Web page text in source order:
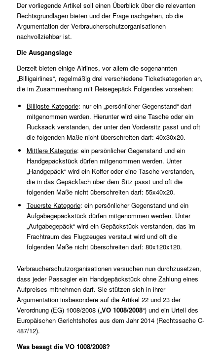
Der vorliegende Artikel soll einen Überblick über die relevanten
Rechtsgrundlagen bieten und der Frage nachgehen, ob die
Argumentation der Verbraucherschutzorganisationen
nachvollziehbar ist.
Die Ausgangslage
Derzeit bieten einige Airlines, vor allem die sogenannten
„Billigairlines“, regelmäßig drei verschiedene Ticketkategorien an,
die im Zusammenhang mit Reisegepäck Folgendes vorsehen:
Billigste Kategorie: nur ein „persönlicher Gegenstand“ darf
mitgenommen werden. Hierunter wird eine Tasche oder ein
Rucksack verstanden, der unter den Vordersitz passt und oft
die folgenden Maße nicht überschreiten darf: 40x30x20.
Mittlere Kategorie: ein persönlicher Gegenstand und ein
Handgepäckstück dürfen mitgenommen werden. Unter
„Handgepäck“ wird ein Koffer oder eine Tasche verstanden,
die in das Gepäckfach über dem Sitz passt und oft die
folgenden Maße nicht überschreiten darf: 55x40x20.
Teuerste Kategorie: ein persönlicher Gegenstand und ein
Aufgabegepäckstück dürfen mitgenommen werden. Unter
„Aufgabegepäck“ wird ein Gepäckstück verstanden, das im
Frachtraum des Flugzeuges verstaut wird und oft die
folgenden Maße nicht überschreiten darf: 80x120x120.
Verbraucherschutzorganisationen versuchen nun durchzusetzen,
dass jeder Passagier ein Handgepäckstück ohne Zahlung eines
Aufpreises mitnehmen darf. Sie stützen sich in ihrer
Argumentation insbesondere auf die Artikel 22 und 23 der
Verordnung (EG) 1008/2008 („VO 1008/2008“) und ein Urteil des
Europäischen Gerichtshofes aus dem Jahr 2014 (Rechtssache C-
487/12).
Was besagt die VO 1008/2008?